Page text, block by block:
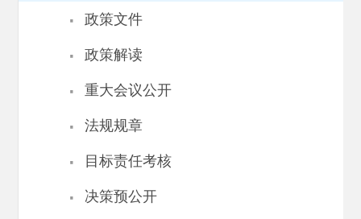
· 政策文件
· 政策解读
· 重大会议公开
· 法规规章
· 目标责任考核
· 决策预公开